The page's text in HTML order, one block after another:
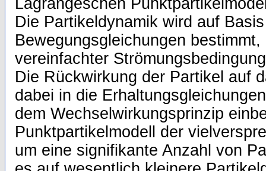
Lagrangeschen
Die Partikeldynamik wird auf
Bewegungsgleichungen
vereinfachter
Die Rückwirkung der Partikel auf
dabei in die
dem Wechselwirkungsprinzip
Punktpartikelmodell der
um eine signifikante Anzahl von